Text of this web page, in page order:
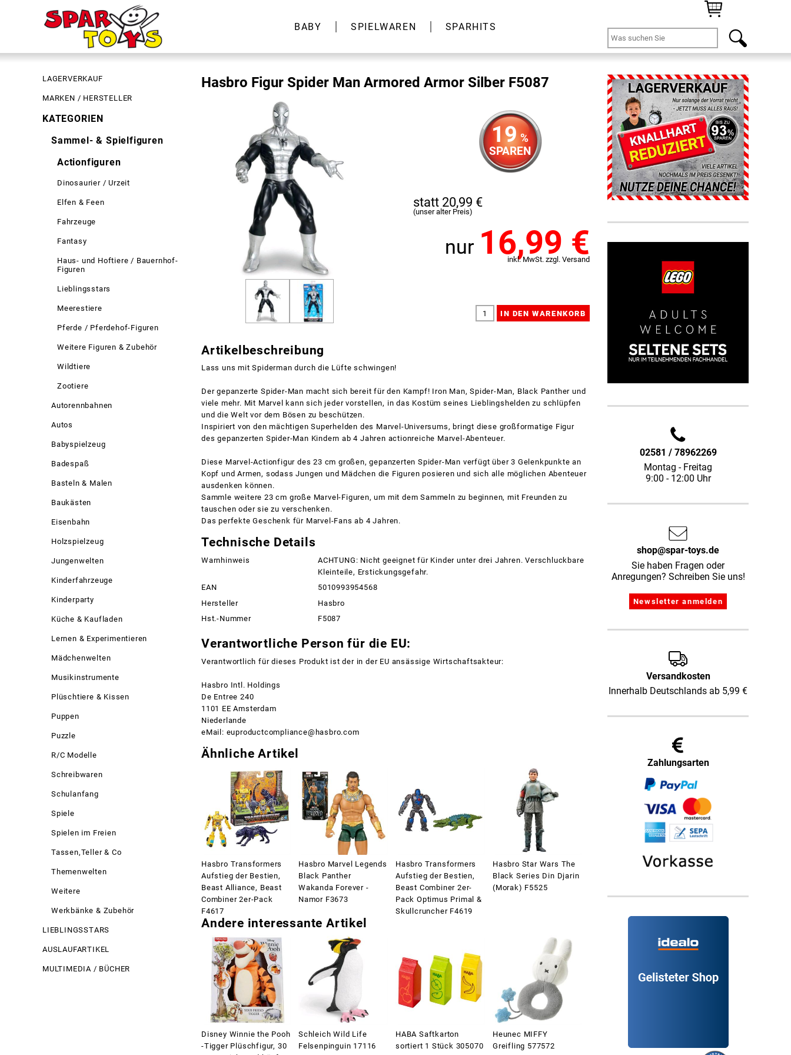
BABY SPIELWAREN SPARHITS
LAGERVERKAUF
MARKEN / HERSTELLER
KATEGORIEN
Sammel- & Spielfiguren
Actionfiguren
Dinosaurier / Urzeit
Elfen & Feen
Fahrzeuge
Fantasy
Haus- und Hoftiere / Bauernhof-
Figuren
Lieblingsstars
Meerestiere
Pferde / Pferdehof-Figuren
Weitere Figuren & Zubehör
Wildtiere
Zootiere
Autorennbahnen
Autos
Babyspielzeug
Badespaß
Basteln & Malen
Baukästen
Eisenbahn
Holzspielzeug
Jungenwelten
Kinderfahrzeuge
Kinderparty
Küche & Kaufladen
Lernen & Experimentieren
Mädchenwelten
Musikinstrumente
Plüschtiere & Kissen
Puppen
Puzzle
R/C Modelle
Schreibwaren
Schulanfang
Spiele
Spielen im Freien
Tassen,Teller & Co
Themenwelten
Weitere
Werkbänke & Zubehör
LIEBLINGSSTARS
AUSLAUFARTIKEL
MULTIMEDIA / BÜCHER
Hasbro Figur Spider Man Armored Armor Silber F5087
19 %
SPAREN
statt 20,99 €
(unser alter Preis)
nur 16,99 €
inkl. MwSt. zzgl. Versand
Artikelbeschreibung
Lass uns mit Spiderman durch die Lüfte schwingen!
Der gepanzerte Spider-Man macht sich bereit für den Kampf! Iron Man, Spider-Man, Black Panther und
viele mehr. Mit Marvel kann sich jeder vorstellen, in das Kostüm seines Lieblingshelden zu schlüpfen
und die Welt vor dem Bösen zu beschützen.
Inspiriert von den mächtigen Superhelden des Marvel-Universums, bringt diese großformatige Figur
des gepanzerten Spider-Man Kindern ab 4 Jahren actionreiche Marvel-Abenteuer.
Diese Marvel-Actionfigur des 23 cm großen, gepanzerten Spider-Man verfügt über 3 Gelenkpunkte an
Kopf und Armen, sodass Jungen und Mädchen die Figuren posieren und sich alle möglichen Abenteuer
ausdenken können.
Sammle weitere 23 cm große Marvel-Figuren, um mit dem Sammeln zu beginnen, mit Freunden zu
tauschen oder sie zu verschenken.
Das perfekte Geschenk für Marvel-Fans ab 4 Jahren.
Technische Details
Warnhinweis
ACHTUNG: Nicht geeignet für Kinder unter drei Jahren. Verschluckbare
Kleinteile, Erstickungsgefahr.
EAN
5010993954568
Hersteller
Hasbro
Hst.-Nummer
F5087
Verantwortliche Person für die EU:
Verantwortlich für dieses Produkt ist der in der EU ansässige Wirtschaftsakteur:
Hasbro Intl. Holdings
De Entree 240
1101 EE Amsterdam
Niederlande
eMail: euproductcompliance@hasbro.com
Ähnliche Artikel
Hasbro Transformers
Aufstieg der Bestien,
Beast Alliance, Beast
Combiner 2er-Pack
F4617
Hasbro Marvel Legends
Black Panther
Wakanda Forever -
Namor F3673
Hasbro Transformers
Aufstieg der Bestien,
Beast Combiner 2er-
Pack Optimus Primal &
Skullcruncher F4619
Hasbro Star Wars The
Black Series Din Djarin
(Morak) F5525
Andere interessante Artikel
Disney Winnie the Pooh
-Tigger Plüschfigur, 30
Schleich Wild Life
Felsenpinguin 17116
HABA Saftkarton
sortiert 1 Stück 305070
Heunec MIFFY
Greifling 577572
02581 / 78962269
Montag - Freitag
9:00 - 12:00 Uhr
shop@spar-toys.de
Sie haben Fragen oder
Anregungen? Schreiben Sie uns!
Versandkosten
Innerhalb Deutschlands ab 5,99 €
Zahlungsarten